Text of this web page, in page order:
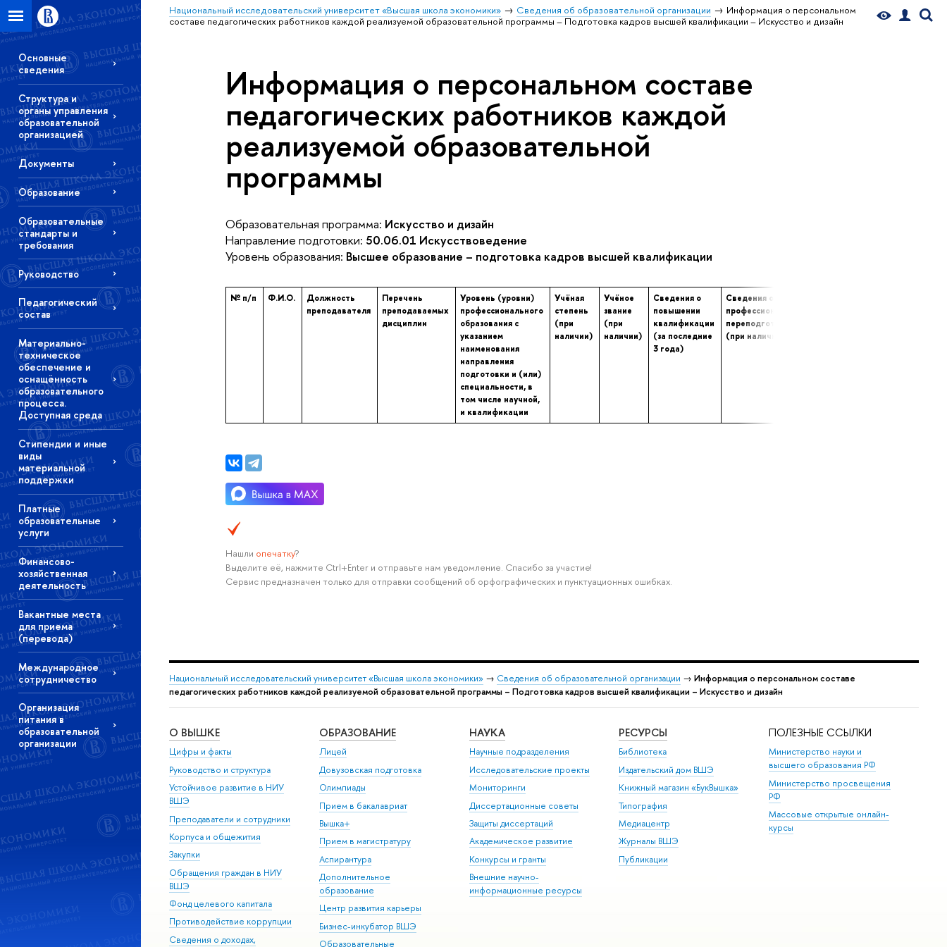
Национальный исследовательский университет «Высшая школа экономики» Сведения об образовательной организации
Информация о персональном
составе педагогических работников каждой реализуемой образовательной программы – Подготовка кадров высшей квалификации – Искусство и дизайн
Основные
сведения
Структура и
органы управления
образовательной
организацией
Документы
Образование
Образовательные
стандарты и
требования
Руководство
Педагогический
состав
Материально-
техническое
обеспечение и
оснащённость
образовательного
процесса.
Доступная среда
Стипендии и иные
виды
материальной
поддержки
Платные
образовательные
услуги
Финансово-
хозяйственная
деятельность
Вакантные места
для приема
(перевода)
Международное
сотрудничество
Организация
питания в
образовательной
организации
Информация о персональном составе
педагогических работников каждой
реализуемой образовательной
программы
Образовательная программа: Искусство и дизайн
Направление подготовки: 50.06.01 Искусствоведение
Уровень образования: Высшее образование – подготовка кадров высшей квалификации
№ п/п Ф.И.О.
Должность
преподавателя
Перечень
преподаваемых
дисциплин
Уровень (уровни)
профессионального
образования с
указанием
наименования
направления
подготовки и (или)
специальности, в
том числе научной,
и квалификации
Учёная
степень
(при
наличии)
Учёное
звание
(при
наличии)
Сведения о
повышении
квалификации
(за последние
3 года)
Сведения о
профессиональной
переподготовке
(при наличии)
Нашли опечатку?
Выделите её, нажмите Ctrl+Enter и отправьте нам уведомление. Спасибо за участие!
Сервис предназначен только для отправки сообщений об орфографических и пунктуационных ошибках.
Национальный исследовательский университет «Высшая школа экономики» → Сведения об образовательной организации → Информация о персональном составе
педагогических работников каждой реализуемой образовательной программы – Подготовка кадров высшей квалификации – Искусство и дизайн
О ВЫШКЕ
Цифры и факты
Руководство и структура
Устойчивое развитие в НИУ
ВШЭ
Преподаватели и сотрудники
Корпуса и общежития
Закупки
Обращения граждан в НИУ
ВШЭ
Фонд целевого капитала
Противодействие коррупции
Сведения о доходах,
ОБРАЗОВАНИЕ
Лицей
Довузовская подготовка
Олимпиады
Прием в бакалавриат
Вышка+
Прием в магистратуру
Аспирантура
Дополнительное
образование
Центр развития карьеры
Бизнес-инкубатор ВШЭ
Образовательные
НАУКА
Научные подразделения
Исследовательские проекты
Мониторинги
Диссертационные советы
Защиты диссертаций
Академическое развитие
Конкурсы и гранты
Внешние научно-
информационные ресурсы
РЕСУРСЫ
Библиотека
Издательский дом ВШЭ
Книжный магазин «БукВышка»
Типография
Медиацентр
Журналы ВШЭ
Публикации
ПОЛЕЗНЫЕ ССЫЛКИ
Министерство науки и
высшего образования РФ
Министерство просвещения
РФ
Массовые открытые онлайн-
курсы